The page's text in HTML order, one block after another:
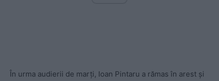
În urma audierii de marţi, Ioan Pintaru a rămas în arest şi